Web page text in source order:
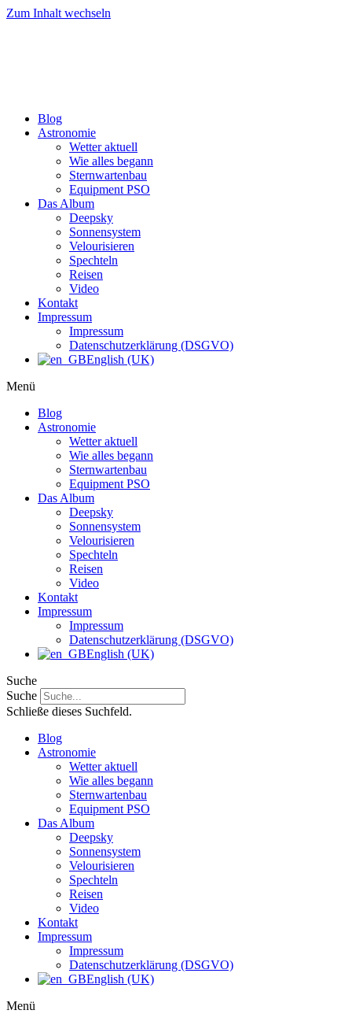
Zum Inhalt wechseln
Blog
Astronomie
Wetter aktuell
Wie alles begann
Sternwartenbau
Equipment PSO
Das Album
Deepsky
Sonnensystem
Velourisieren
Spechteln
Reisen
Video
Kontakt
Impressum
Impressum
Datenschutzerklärung (DSGVO)
English (UK)
Menü
Blog
Astronomie
Wetter aktuell
Wie alles begann
Sternwartenbau
Equipment PSO
Das Album
Deepsky
Sonnensystem
Velourisieren
Spechteln
Reisen
Video
Kontakt
Impressum
Impressum
Datenschutzerklärung (DSGVO)
English (UK)
Suche
Suche
Schließe dieses Suchfeld.
Blog
Astronomie
Wetter aktuell
Wie alles begann
Sternwartenbau
Equipment PSO
Das Album
Deepsky
Sonnensystem
Velourisieren
Spechteln
Reisen
Video
Kontakt
Impressum
Impressum
Datenschutzerklärung (DSGVO)
English (UK)
Menü